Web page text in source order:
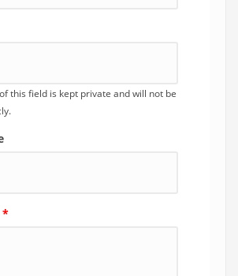
this field is kept private and will not be
*